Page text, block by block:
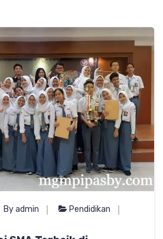
By admin
Pendidikan